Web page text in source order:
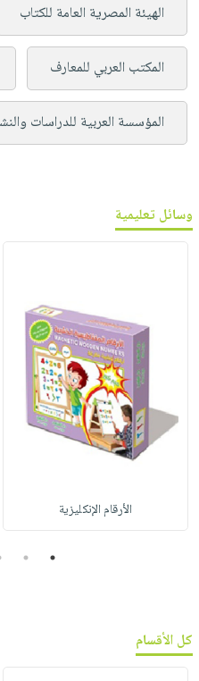
الهيئة المصرية العامة للكتاب
المكتب العربي للمعارف
المؤسسة العربية للدراسات
وسائل تعليمية
الأرقام الإنكليزية
1
2
كل الأقسام